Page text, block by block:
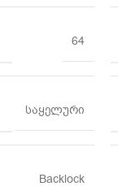
64
საყელური
Backlock